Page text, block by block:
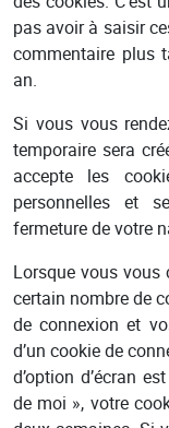
pas avoir à saisir
commentaire plus
an.
Si vous vous
temporaire sera
accepte les
personnelles et
fermeture de votre
Lorsque vous vous
certain nombre de
de connexion et
d’un cookie de
d’option d’écran
de moi », votre